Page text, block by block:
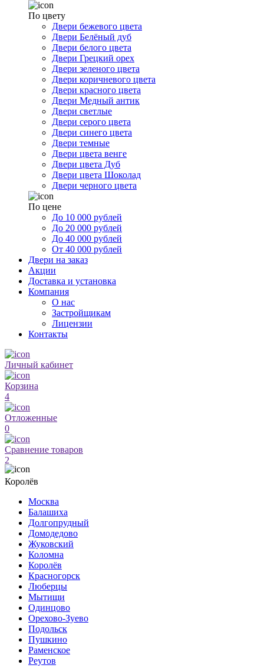
По цвету
Двери бежевого цвета
Двери Белёный дуб
Двери белого цвета
Двери Грецкий орех
Двери зеленого цвета
Двери коричневого цвета
Двери красного цвета
Двери Медный антик
Двери светлые
Двери серого цвета
Двери синего цвета
Двери темные
Двери цвета венге
Двери цвета Дуб
Двери цвета Шоколад
Двери черного цвета
По цене
До 10 000 рублей
До 20 000 рублей
До 40 000 рублей
От 40 000 рублей
Двери на заказ
Акции
Доставка и установка
Компания
О нас
Застройщикам
Лицензии
Контакты
Личный кабинет
Корзина
4
Отложенные
0
Сравнение товаров
2
Королёв
Москва
Балашиха
Долгопрудный
Домодедово
Жуковский
Коломна
Королёв
Красногорск
Люберцы
Мытищи
Одинцово
Орехово-Зуево
Подольск
Пушкино
Раменское
Реутов